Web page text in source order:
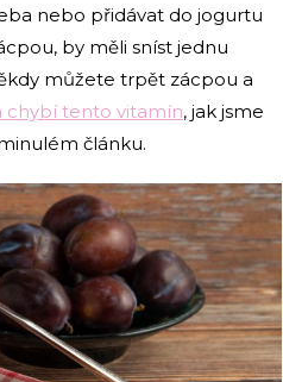
nebo přidávat do jogurtu
by měli sníst jednu
můžete trpět zácpou a
chybí tento vitamín, jak jsme
článku.